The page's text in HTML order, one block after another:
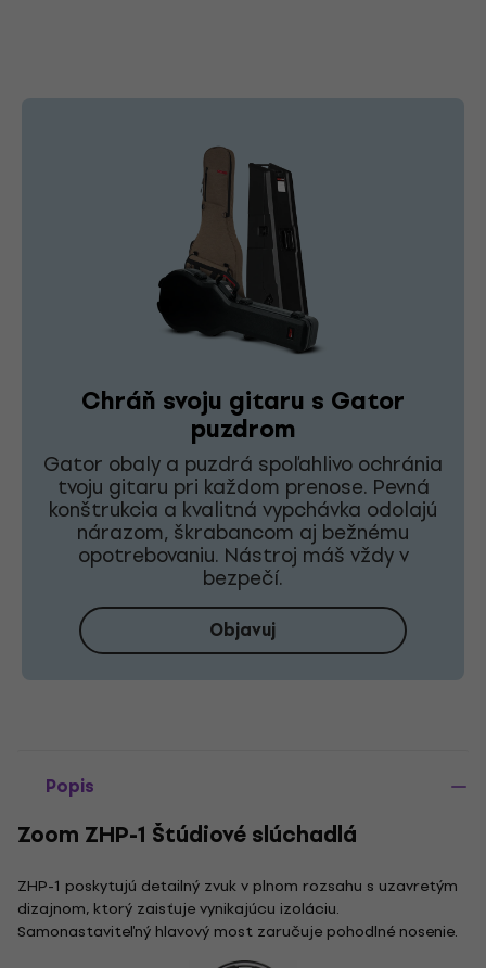
Chráň svoju gitaru s Gator
puzdrom
Gator obaly a puzdrá spoľahlivo ochránia
tvoju gitaru pri každom prenose. Pevná
konštrukcia a kvalitná vypchávka odolajú
nárazom, škrabancom aj bežnému
opotrebovaniu. Nástroj máš vždy v
bezpečí.
Objavuj
Popis
Zoom ZHP-1 Štúdiové slúchadlá
ZHP-1 poskytujú detailný zvuk v plnom rozsahu s uzavretým
dizajnom, ktorý zaisťuje vynikajúcu izoláciu.
Samonastaviteľný hlavový most zaručuje pohodlné nosenie.